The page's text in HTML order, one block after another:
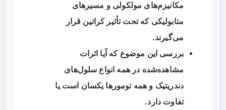
مکانیزم‌های مولکولی و مسیرهای
متابولیکی که تحت تأثیر کراتین قرار
می‌گیرند.
بررسی این موضوع که آیا اثرات
مشاهده‌شده در همه انواع سلول‌های
دندریتیک و همه تومورها یکسان است یا
تفاوت دارد.